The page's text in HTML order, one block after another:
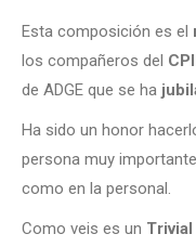
Esta composición es el
los compañeros del
de ADGE que se ha
Ha sido un honor
persona muy
como en la personal.
Como veis es un Trivial